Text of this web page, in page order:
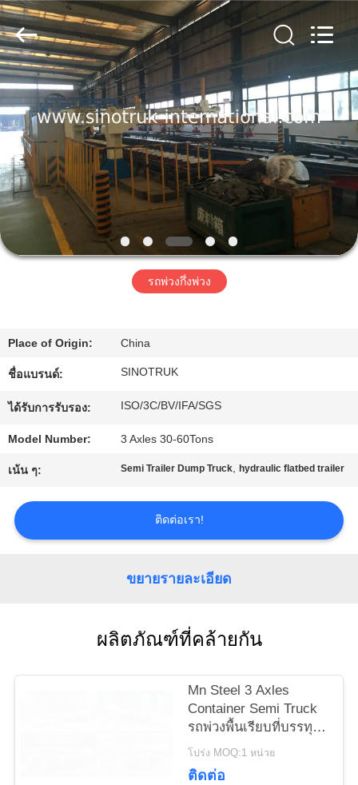
บ้าน
สินค้า
เกี่ยว
กับ
ทัวร์
โรงงาน
การ
ควบคุม
คุณภาพ
ขอคํา
2016
-
2026
SINOTRUK
INTERNATIONAL
CO.,
LTD..
All
Rights
Reserved.
รถพ่วงกึ่งพ่วง
Place of Origin: China
ชื่อแบรนด์: SINOTRUK
ได้รับการรับรอง: ISO/3C/BV/IFA/SGS
Model Number: 3 Axles 30-60Tons
เน้น ๆ: Semi Trailer Dump Truck,hydraulic flatbed trailer
ติดต่อเรา!
ขยายรายละเอียด
ผลิตภัณฑ์ที่คล้ายกัน
Mn Steel 3 Axles
Container Semi Truck
รถพ่วงพื้นเรียบที่บรรทุก
ของหนัก
โปร่ง MOQ:1 หน่วย
ติดต่อ